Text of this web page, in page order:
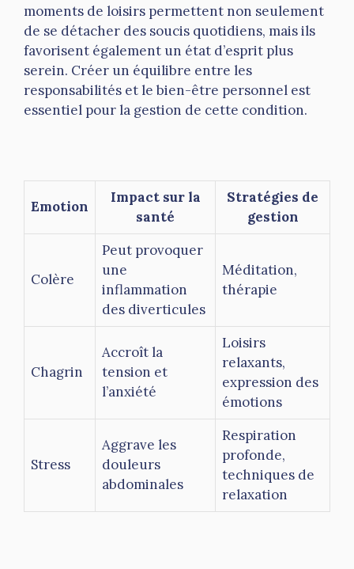
moments de loisirs permettent non seulement
de se détacher des soucis quotidiens, mais ils
favorisent également un état d’esprit plus
serein. Créer un équilibre entre les
responsabilités et le bien-être personnel est
essentiel pour la gestion de cette condition.
Emotion
Impact sur la
santé
Stratégies de
gestion
Colère
Peut provoquer
une
inflammation
des diverticules
Méditation,
thérapie
Chagrin
Accroît la
tension et
l’anxiété
Loisirs
relaxants,
expression des
émotions
Stress
Aggrave les
douleurs
abdominales
Respiration
profonde,
techniques de
relaxation